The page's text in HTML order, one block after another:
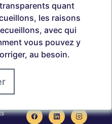
Joignez-vous à nous sur
quant
les raisons
avec qui
vous pouvez y
au besoin.